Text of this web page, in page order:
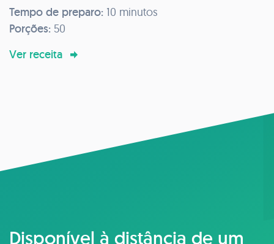
Tempo de preparo: 10 minutos
Porções: 50
Ver receita
Disponível à distância de um